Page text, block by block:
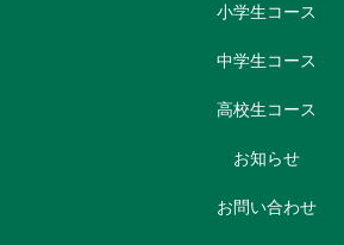
小学生コース
中学生コース
高校生コース
お知らせ
お問い合わせ